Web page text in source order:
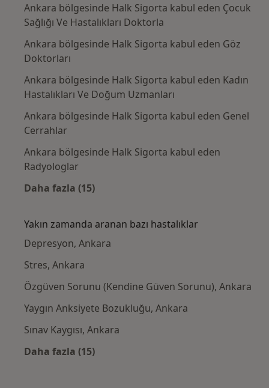
Ankara bölgesinde Halk Sigorta kabul eden Çocuk
Sağlığı Ve Hastalıkları Doktorla
Ankara bölgesinde Halk Sigorta kabul eden Göz
Doktorları
Ankara bölgesinde Halk Sigorta kabul eden Kadın
Hastalıkları Ve Doğum Uzmanları
Ankara bölgesinde Halk Sigorta kabul eden Genel
Cerrahlar
Ankara bölgesinde Halk Sigorta kabul eden
Radyologlar
Daha fazla (15)
Yakın zamanda aranan bazı hastalıklar
Depresyon, Ankara
Stres, Ankara
Özgüven Sorunu (Kendine Güven Sorunu), Ankara
Yaygın Anksiyete Bozukluğu, Ankara
Sınav Kaygısı, Ankara
Daha fazla (15)